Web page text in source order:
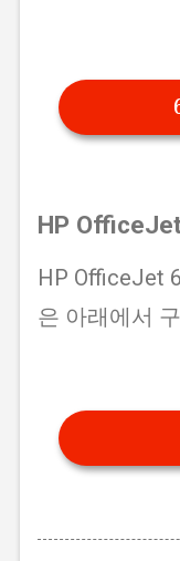
HP
HP OfficeJet
은 아래에서